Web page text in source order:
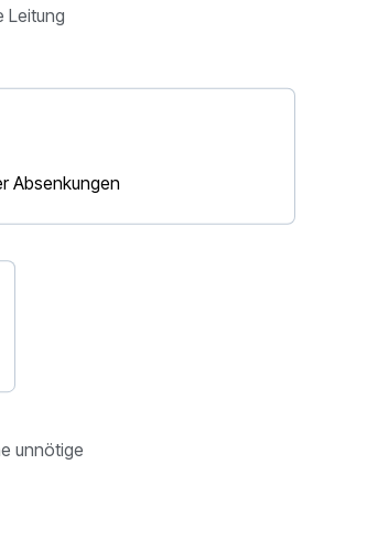
Leitung
Absenkungen
unnötige